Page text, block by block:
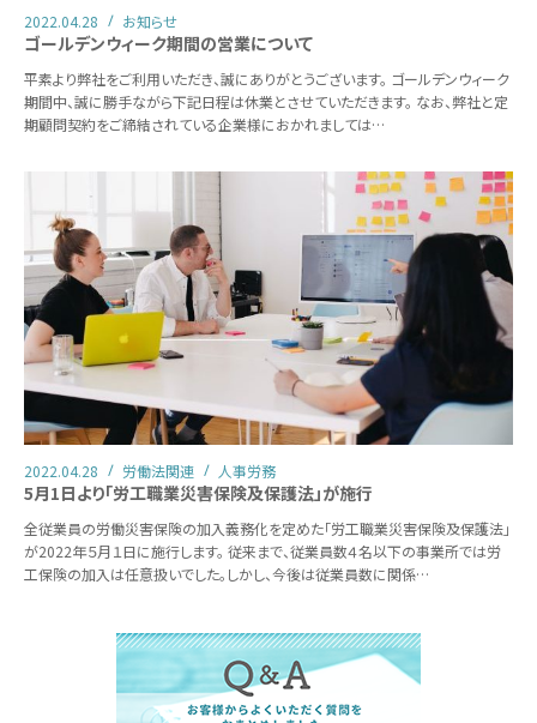
2022.04.28 お知らせ
ゴールデンウィーク期間の営業について
平素より弊社をご利用いただき、誠にありがとうございます。 ゴールデンウィーク
期間中、誠に勝手ながら下記日程は休業とさせていただきます。 なお、弊社と定
期顧問契約をご締結されている企業様におかれましては…
2022.04.28 労働法関連 人事労務
5月1日より「労工職業災害保険及保護法」が施行
全従業員の労働災害保険の加入義務化を定めた「労工職業災害保険及保護法」
が2022年５月１日に施行します。 従来まで、従業員数４名以下の事業所では労
工保険の加入は任意扱いでした。しかし、今後は従業員数に関係…